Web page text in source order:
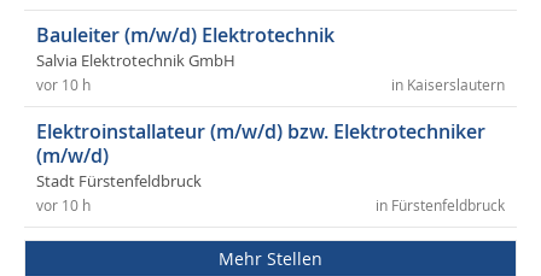
Bauleiter (m/w/d) Elektrotechnik
Salvia Elektrotechnik GmbH
in Kaiserslautern
vor 10 h
Elektroinstallateur (m/w/d) bzw. Elektrotechniker
(m/w/d)
Stadt Fürstenfeldbruck
in Fürstenfeldbruck
vor 10 h
Mehr Stellen